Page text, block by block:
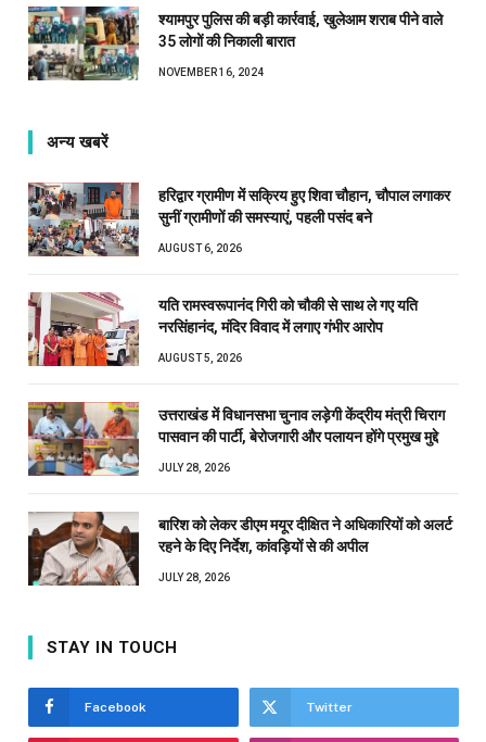
श्यामपुर पुलिस की बड़ी कार्रवाई, खुलेआम शराब पीने वाले
35 लोगों की निकाली बारात
NOVEMBER 16, 2024
अन्य खबरें
हरिद्वार ग्रामीण में सक्रिय हुए शिवा चौहान, चौपाल लगाकर
सुनीं ग्रामीणों की समस्याएं, पहली पसंद बने
AUGUST 6, 2026
यति रामस्वरूपानंद गिरी को चौकी से साथ ले गए यति
नरसिंहानंद, मंदिर विवाद में लगाए गंभीर आरोप
AUGUST 5, 2026
उत्तराखंड में विधानसभा चुनाव लड़ेगी केंद्रीय मंत्री चिराग
पासवान की पार्टी, बेरोजगारी और पलायन होंगे प्रमुख मुद्दे
JULY 28, 2026
बारिश को लेकर डीएम मयूर दीक्षित ने अधिकारियों को अलर्ट
रहने के दिए निर्देश, कांवड़ियों से की अपील
JULY 28, 2026
STAY IN TOUCH
Facebook Twitter